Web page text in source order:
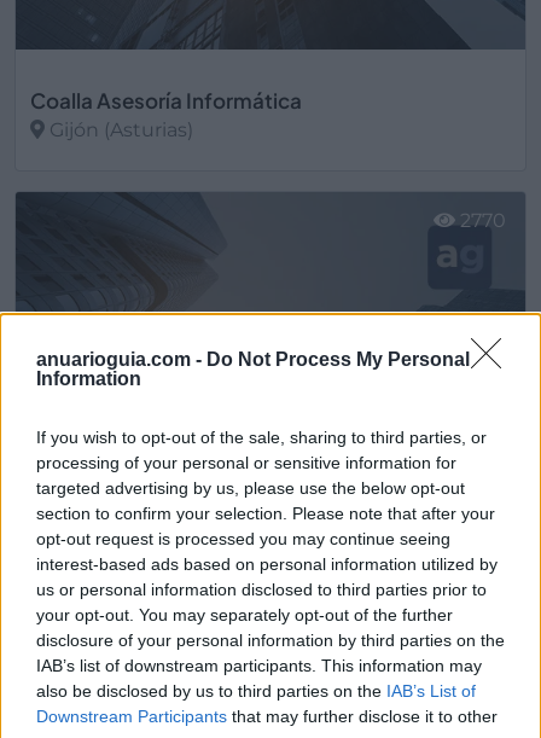
anuarioguia.com - Do Not Process My Personal
Information
If you wish to opt-out of the sale, sharing to third parties, or
processing of your personal or sensitive information for
targeted advertising by us, please use the below opt-out
section to confirm your selection. Please note that after your
opt-out request is processed you may continue seeing
interest-based ads based on personal information utilized by
us or personal information disclosed to third parties prior to
your opt-out. You may separately opt-out of the further
disclosure of your personal information by third parties on the
IAB’s list of downstream participants. This information may
also be disclosed by us to third parties on the IAB’s List of
Downstream Participants that may further disclose it to other
Coalla Asesoría Informática
Gijón (Asturias)
CSI Computer Servicios Informática, S.L.
Malaga (Málaga)
Ver más
2770
9313